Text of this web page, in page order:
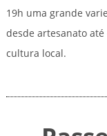
19h uma grande
desde artesanato
cultura local.